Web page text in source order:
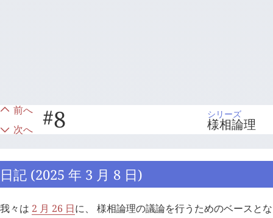
#8 シリーズ
様相論理
前へ
次へ
日記 (2025 年 3 月 8 日)
我々は 2 月 26 日に、 様相論理の議論を行うためのベースと